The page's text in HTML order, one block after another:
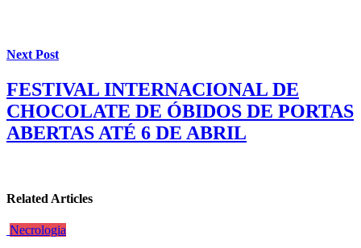
Next Post
FESTIVAL INTERNACIONAL DE
CHOCOLATE DE ÓBIDOS DE PORTAS
ABERTAS ATÉ 6 DE ABRIL
Related Articles
Necrologia